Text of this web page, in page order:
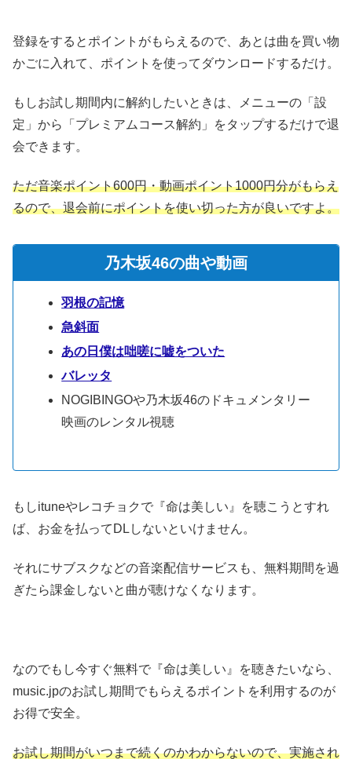
登録をするとポイントがもらえるので、あとは曲を買い物
かごに入れて、ポイントを使ってダウンロードするだけ。
もしお試し期間内に解約したいときは、メニューの「設
定」から「プレミアムコース解約」をタップするだけで退
会できます。
ただ音楽ポイント600円・動画ポイント1000円分がもらえ
るので、退会前にポイントを使い切った方が良いですよ。
乃木坂46の曲や動画
羽根の記憶
急斜面
あの日僕は咄嗟に嘘をついた
バレッタ
NOGIBINGOや乃木坂46のドキュメンタリー
映画のレンタル視聴
もしituneやレコチョクで『命は美しい』を聴こうとすれ
ば、お金を払ってDLしないといけません。
それにサブスクなどの音楽配信サービスも、無料期間を過
ぎたら課金しないと曲が聴けなくなります。
なのでもし今すぐ無料で『命は美しい』を聴きたいなら、
music.jpのお試し期間でもらえるポイントを利用するのが
お得で安全。
お試し期間がいつまで続くのかわからないので、実施され